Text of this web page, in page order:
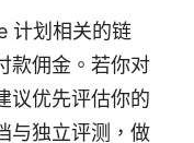
计划相关的链
款佣金。若你对
议优先评估你的
与独立评测，做